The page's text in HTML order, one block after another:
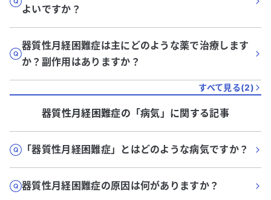
よいですか？
器質性月経困難症は主にどのような薬で治療します
か？副作用はありますか？
すべて見る(2)
器質性月経困難症の「病気 」に関する記事
「器質性月経困難症」とはどのような病気ですか？
器質性月経困難症の原因は何がありますか？